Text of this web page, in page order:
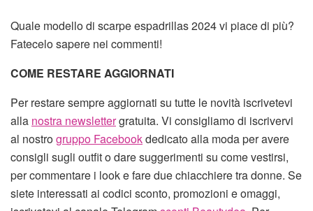
Quale modello di scarpe espadrillas 2024 vi piace di più?
Fatecelo sapere nei commenti!
COME RESTARE AGGIORNATI
Per restare sempre aggiornati su tutte le novità iscrivetevi
alla nostra newslettergratuita. Vi consigliamo di iscrivervi
al nostrogruppo Facebookdedicato alla moda per avere
consigli sugli outfit o dare suggerimenti su come vestirsi,
per commentare i look e fare due chiacchiere tra donne. Se
siete interessati ai codici sconto, promozioni e omaggi,